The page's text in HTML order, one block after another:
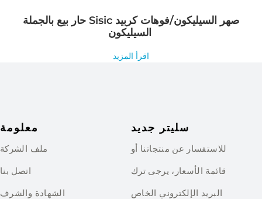
حار بيع بالجملة Sisic صهر السيليكون/فوهات كربيد
اقرأ المزيد
معلومة
ملف الشركة
اتصل بنا
الشهادة والشرف
سليتر جديد
للاستفسار عن منتجاتنا أو
قائمة الأسعار، يرجى ترك
البريد الإلكتروني الخاص